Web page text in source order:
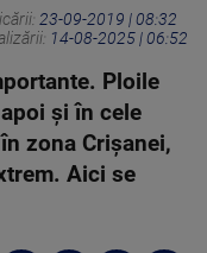
23-09-2019 | 08:32
14-08-2025 | 06:52
Ploile
şi în cele
zona Crişanei,
Aici se